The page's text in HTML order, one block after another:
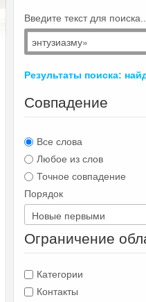
Введите текст для поиска...
Результаты поиска:
Совпадение
Все слова
Любое из слов
Точное совпадение
Порядок
Ограничение
Категории
Контакты